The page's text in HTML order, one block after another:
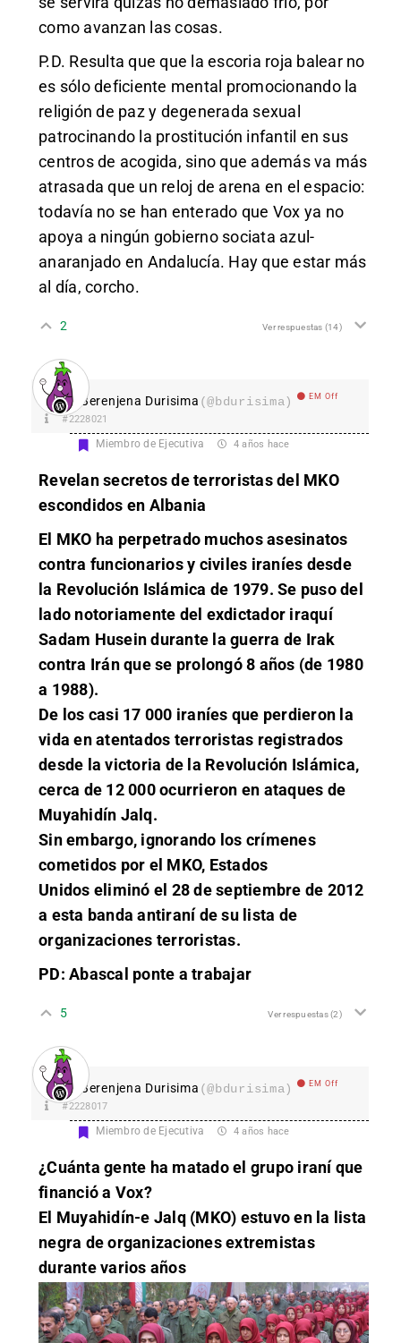
como avanzan las cosas.
P.D. Resulta que que la escoria roja balear no
es sólo deficiente mental promocionando la
religión de paz y degenerada sexual
patrocinando la prostitución infantil en sus
centros de acogida, sino que además va más
atrasada que un reloj de arena en el espacio:
todavía no se han enterado que Vox ya no
apoya a ningún gobierno sociata azul-
anaranjado en Andalucía. Hay que estar más
al día, corcho.
2 Ver respuestas (14)
Berenjena Durisima (@bdurisima) EM Off
#2228021
Miembro de Ejecutiva 4 años hace
Revelan secretos de terroristas del MKO
escondidos en Albania
El MKO ha perpetrado muchos asesinatos
contra funcionarios y civiles iraníes desde
la Revolución Islámica de 1979. Se puso del
lado notoriamente del exdictador iraquí
Sadam Husein durante la guerra de Irak
contra Irán que se prolongó 8 años (de 1980
a 1988).
De los casi 17 000 iraníes que perdieron la
vida en atentados terroristas registrados
desde la victoria de la Revolución Islámica,
cerca de 12 000 ocurrieron en ataques de
Muyahidín Jalq.
Sin embargo, ignorando los crímenes
cometidos por el MKO, Estados
Unidos eliminó el 28 de septiembre de 2012
a esta banda antiraní de su lista de
organizaciones terroristas.
PD: Abascal ponte a trabajar
5 Ver respuestas(2)
Berenjena Durisima (@bdurisima) EM Off
#2228017
Miembro de Ejecutiva 4 años hace
¿Cuánta gente ha matado el grupo iraní que
financió a Vox?
El Muyahidín-e Jalq (MKO) estuvo en la lista
negra de organizaciones extremistas
durante varios años